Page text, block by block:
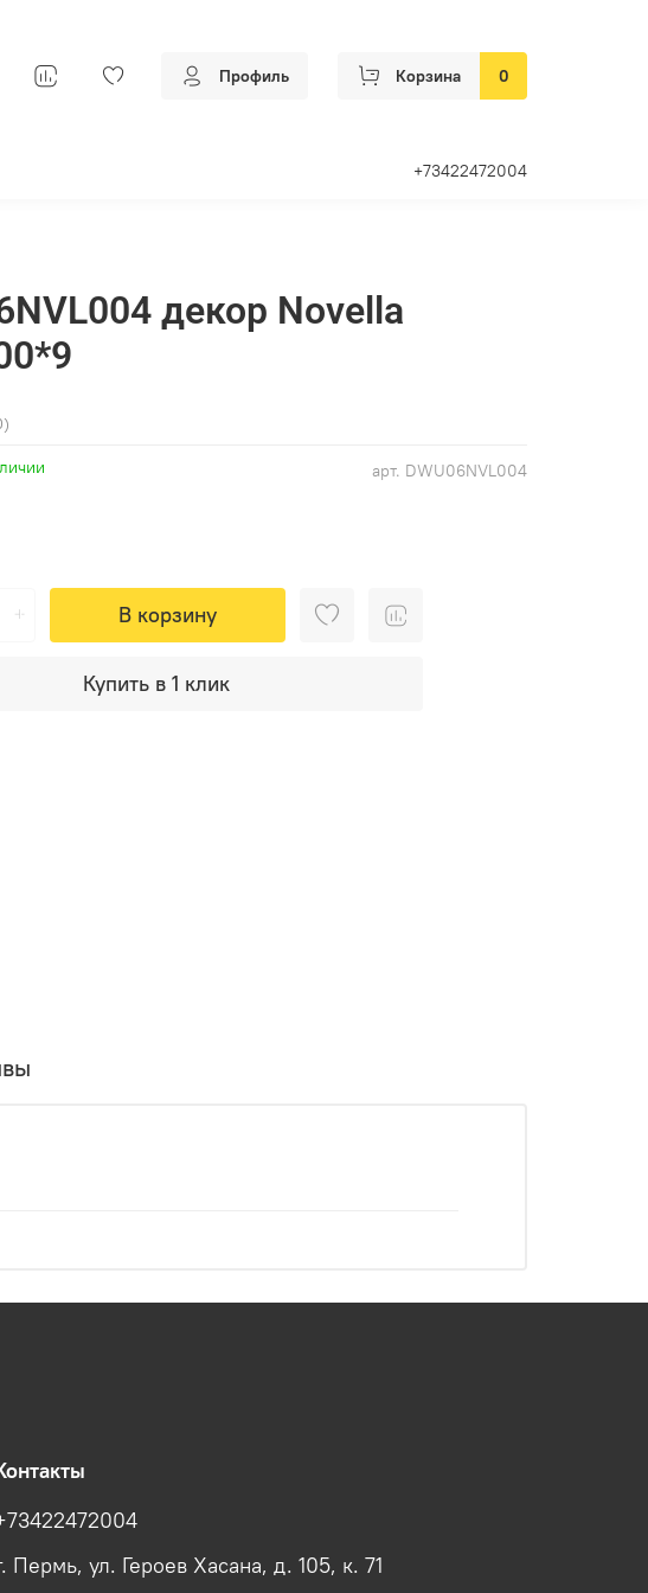
Профиль Корзина 0
+73422472004
арт. DWU06NVL004
декор Novella
В корзину
Купить в 1 клик
Пермь, ул. Героев Хасана, д. 105, к. 71